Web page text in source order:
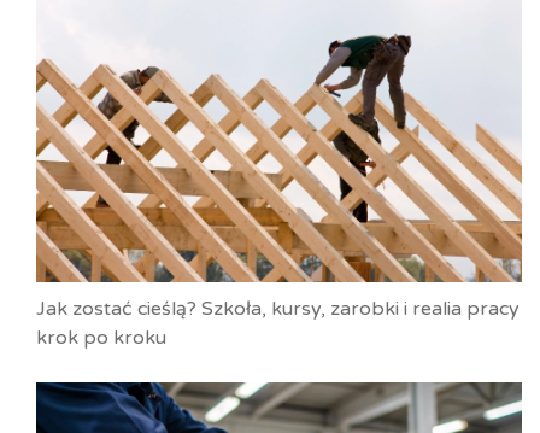
Jak zostać cieślą? Szkoła, kursy, zarobki i realia pracy
krok po kroku